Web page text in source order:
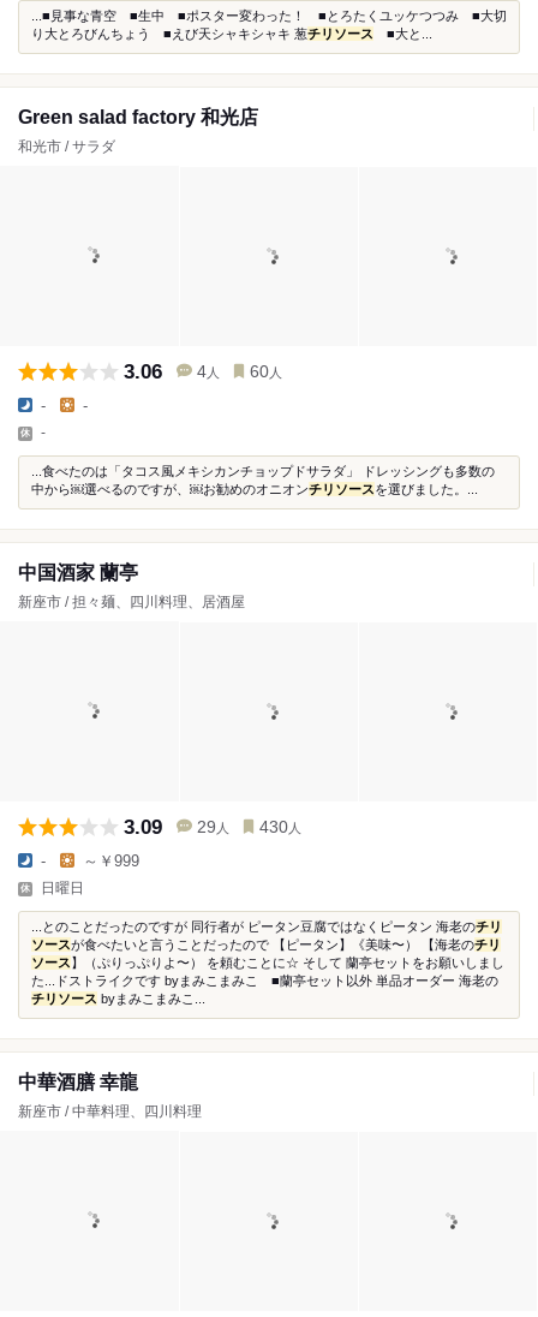
...■見事な青空 ■生中 ■ポスター変わった！ ■とろたくユッケつつみ ■大切
り大とろびんちょう ■えび天シャキシャキ 葱チリソース ■大と...
Green salad factory 和光店
和光市 / サラダ
3.06 4 人 60 人
- -
-
...食べたのは「タコス風メキシカンチョップドサラダ」 ドレッシングも多数の
中から￼選べるのですが、￼お勧めのオニオンチリソースを選びました。...
中国酒家 蘭亭
新座市 / 担々麺、四川料理、居酒屋
3.09 29 人 430 人
- ～￥999
日曜日
...とのことだったのですが 同行者が ピータン豆腐ではなくピータン 海老のチリ
ソースが食べたいと言うことだったので 【ピータン】《美味〜） 【海老のチリ
ソース 】（ぷりっぷりよ〜） を頼むことに☆ そして 蘭亭セットをお願いしまし
た...ドストライクです byまみこまみこ ■蘭亭セット以外 単品オーダー 海老の
チリソース byまみこまみこ...
中華酒膳 幸龍
新座市 / 中華料理、四川料理